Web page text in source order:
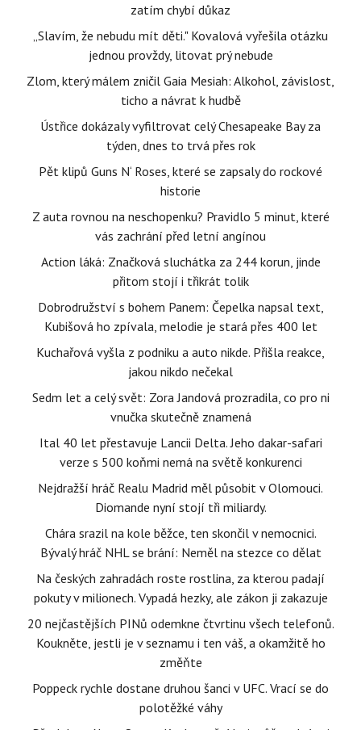
zatím chybí důkaz
„Slavím, že nebudu mít děti." Kovalová vyřešila otázku
jednou provždy, litovat prý nebude
Zlom, který málem zničil Gaia Mesiah: Alkohol, závislost,
ticho a návrat k hudbě
Ústřice dokázaly vyfiltrovat celý Chesapeake Bay za
týden, dnes to trvá přes rok
Pět klipů Guns N‘ Roses, které se zapsaly do rockové
historie
Z auta rovnou na neschopenku? Pravidlo 5 minut, které
vás zachrání před letní angínou
Action láká: Značková sluchátka za 244 korun, jinde
přitom stojí i třikrát tolik
Dobrodružství s bohem Panem: Čepelka napsal text,
Kubišová ho zpívala, melodie je stará přes 400 let
Kuchařová vyšla z podniku a auto nikde. Přišla reakce,
jakou nikdo nečekal
Sedm let a celý svět: Zora Jandová prozradila, co pro ni
vnučka skutečně znamená
Ital 40 let přestavuje Lancii Delta. Jeho dakar-safari
verze s 500 koňmi nemá na světě konkurenci
Nejdražší hráč Realu Madrid měl působit v Olomouci.
Diomande nyní stojí tři miliardy.
Chára srazil na kole běžce, ten skončil v nemocnici.
Bývalý hráč NHL se brání: Neměl na stezce co dělat
Na českých zahradách roste rostlina, za kterou padají
pokuty v milionech. Vypadá hezky, ale zákon ji zakazuje
20 nejčastějších PINů odemkne čtvrtinu všech telefonů.
Koukněte, jestli je v seznamu i ten váš, a okamžitě ho
změňte
Poppeck rychle dostane druhou šanci v UFC. Vrací se do
polotěžké váhy